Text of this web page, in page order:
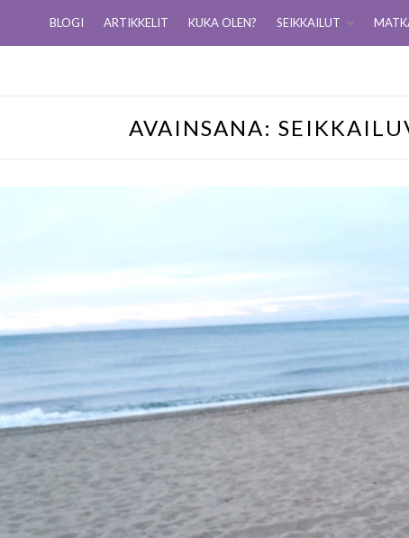
BLOGI ARTIKKELIT KUKA OLEN? SEIKKAILUT
AVAINSANA: